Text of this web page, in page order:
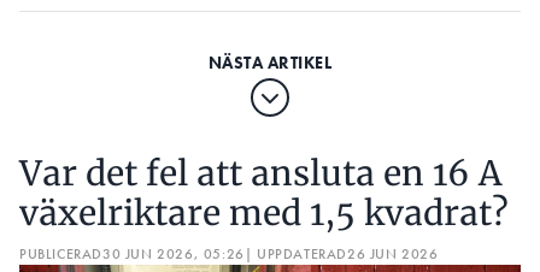
Var det fel att ansluta en 16 A
växelriktare med 1,5 kvadrat?
PUBLICERAD30 JUN 2026, 05:26 | UPPDATERAD26 JUN 2026